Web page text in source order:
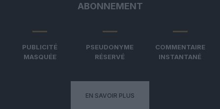
ABONNEMENT
PUBLICITÉ
MASQUÉE
PSEUDONYME
RÉSERVÉ
COMMENTAIRE
INSTANTANÉ
EN SAVOIR PLUS